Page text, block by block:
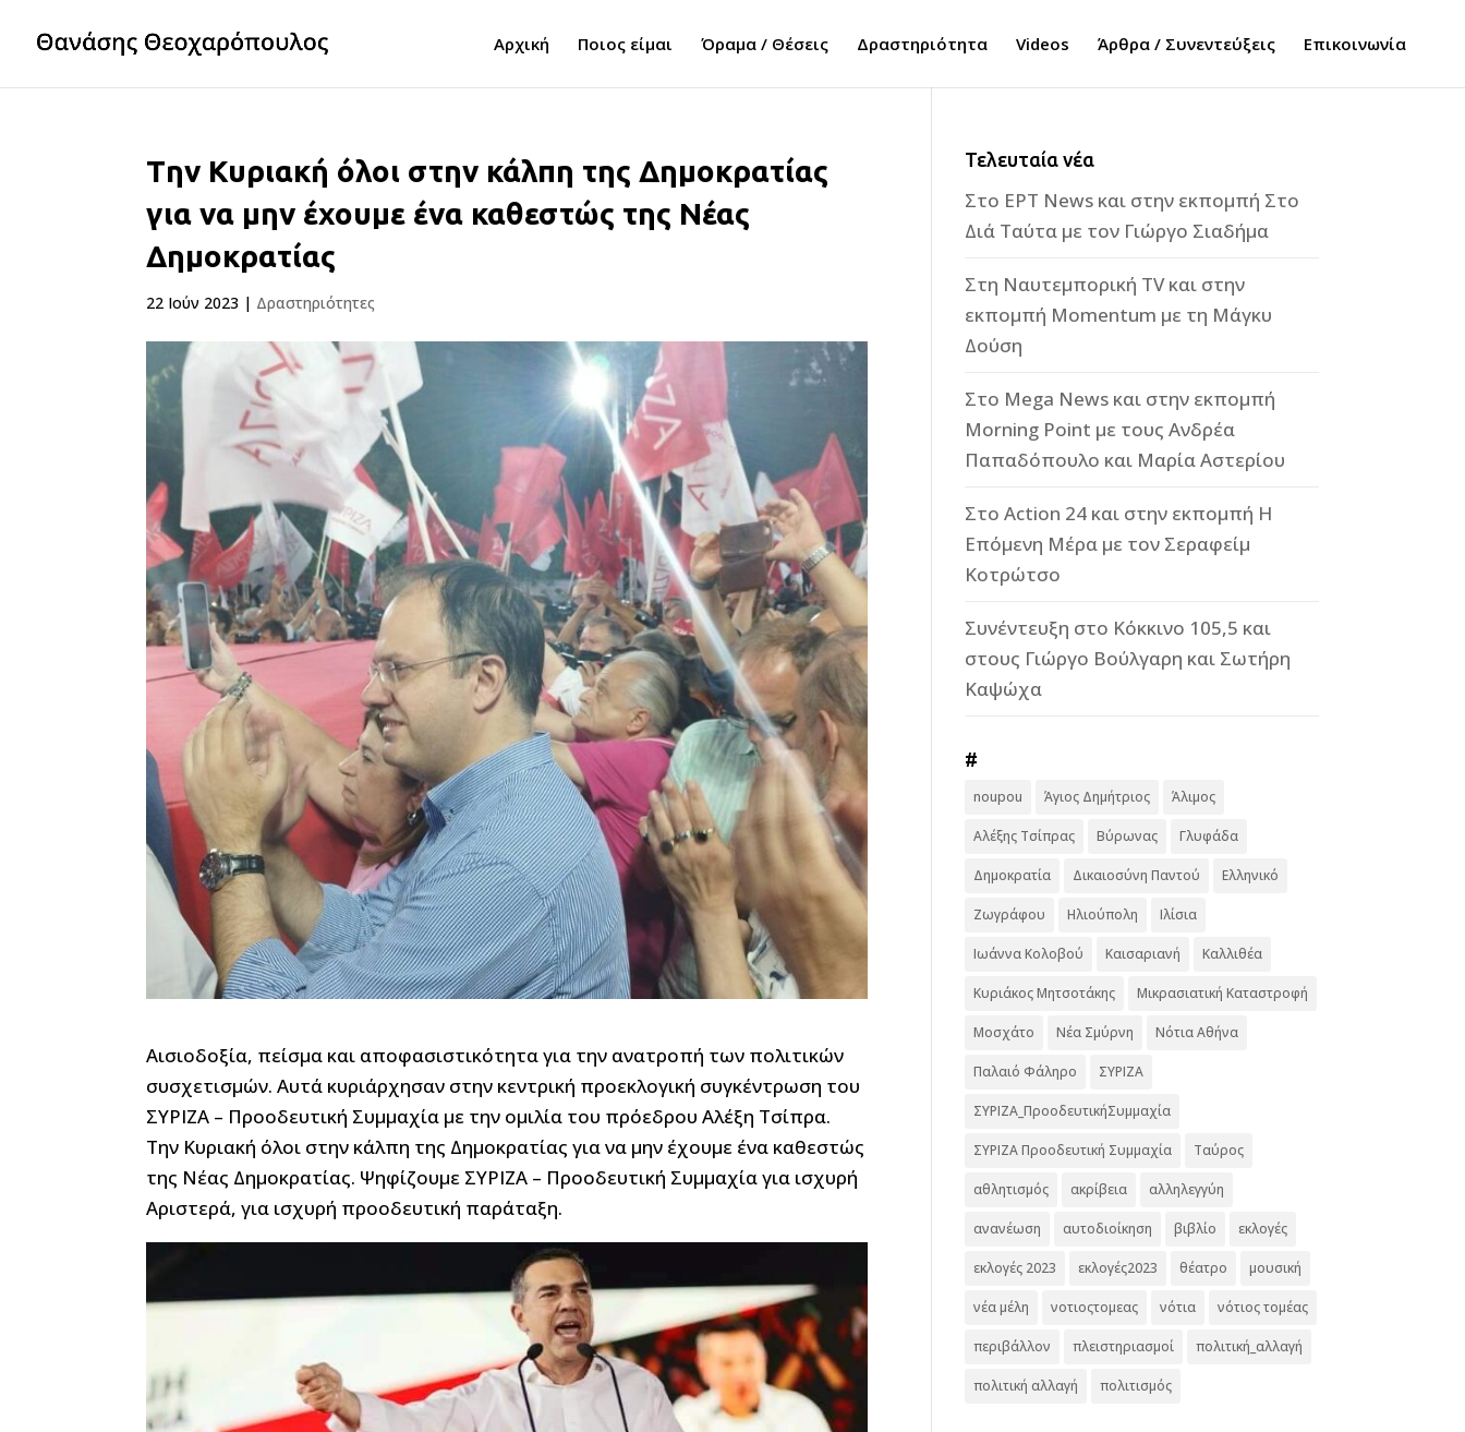
Αρχική Ποιος είμαι Όραμα / Θέσεις Δραστηριότητα Videos Άρθρα / Συνεντεύξεις Επικοινωνία
Tην Κυριακή όλοι στην κάλπη της Δημοκρατίας
για να μην έχουμε ένα καθεστώς της Νέας
Δημοκρατίας
22 Ιούν 2023 | Δραστηριότητες
Αισιοδοξία, πείσμα και αποφασιστικότητα για την ανατροπή των πολιτικών
συσχετισμών. Αυτά κυριάρχησαν στην κεντρική προεκλογική συγκέντρωση του
ΣΥΡΙΖΑ – Προοδευτική Συμμαχία με την ομιλία του πρόεδρου Αλέξη Τσίπρα.
Την Κυριακή όλοι στην κάλπη της Δημοκρατίας για να μην έχουμε ένα καθεστώς
της Νέας Δημοκρατίας. Ψηφίζουμε ΣΥΡΙΖΑ – Προοδευτική Συμμαχία για ισχυρή
Αριστερά, για ισχυρή προοδευτική παράταξη.
Τελευταία νέα
Στο ΕΡΤ News και στην εκπομπή Στο
Διά Ταύτα με τον Γιώργο Σιαδήμα
Στη Ναυτεμπορική TV και στην
εκπομπή Momentum με τη Μάγκυ
Δούση
Στο Mega News και στην εκπομπή
Morning Point με τους Ανδρέα
Παπαδόπουλο και Μαρία Αστερίου
Στο Action 24 και στην εκπομπή Η
Επόμενη Μέρα με τον Σεραφείμ
Κοτρώτσο
Συνέντευξη στο Κόκκινο 105,5 και
στους Γιώργο Βούλγαρη και Σωτήρη
Καψώχα
#
noupou Άγιος Δημήτριος Άλιμος
Αλέξης Τσίπρας Βύρωνας Γλυφάδα
Δημοκρατία Δικαιοσύνη Παντού Ελληνικό
Ζωγράφου Ηλιούπολη Ιλίσια
Ιωάννα Κολοβού Καισαριανή Καλλιθέα
Κυριάκος Μητσοτάκης Μικρασιατική Καταστροφή
Μοσχάτο Νέα Σμύρνη Νότια Αθήνα
Παλαιό Φάληρο ΣΥΡΙΖΑ
ΣΥΡΙΖΑ_ΠροοδευτικήΣυμμαχία
ΣΥΡΙΖΑ Προοδευτική Συμμαχία Ταύρος
αθλητισμός ακρίβεια αλληλεγγύη
ανανέωση αυτοδιοίκηση βιβλίο εκλογές
εκλογές 2023 εκλογές2023 θέατρο μουσική
νέα μέλη νοτιοςτομεας νότια νότιος τομέας
περιβάλλον πλειστηριασμοί πολιτική_αλλαγή
πολιτική αλλαγή πολιτισμός